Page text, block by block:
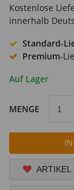
Kostenlose
innerhalb
Standard-
Premium-
Auf Lager
MENGE
ARTIKEL